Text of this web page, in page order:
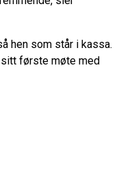
hen som står i kassa.
første møte med